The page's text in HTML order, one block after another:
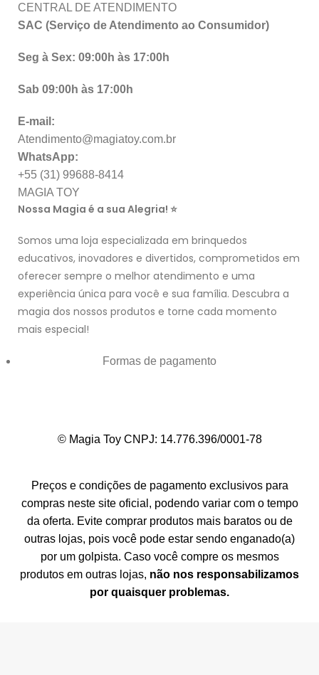
CENTRAL DE ATENDIMENTO
SAC (Serviço de Atendimento ao Consumidor)
Seg à Sex: 09:00h às 17:00h
Sab 09:00h às 17:00h
E-mail:
Atendimento@magiatoy.com.br
WhatsApp:
+55 (31) 99688-8414
MAGIA TOY
Nossa Magia é a sua Alegria! ⭐
Somos uma loja especializada em brinquedos
educativos, inovadores e divertidos, comprometidos em
oferecer sempre o melhor atendimento e uma
experiência única para você e sua família. Descubra a
magia dos nossos produtos e torne cada momento
mais especial!
Formas de pagamento
© Magia Toy CNPJ: 14.776.396/0001-78
Preços e condições de pagamento exclusivos para
compras neste site oficial, podendo variar com o tempo
da oferta. Evite comprar produtos mais baratos ou de
outras lojas, pois você pode estar sendo enganado(a)
por um golpista. Caso você compre os mesmos
produtos em outras lojas, não nos responsabilizamos
por quaisquer problemas.